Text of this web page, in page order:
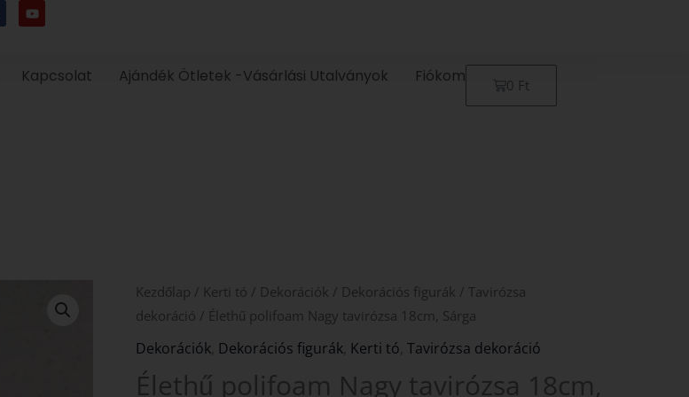
Y
o
u
b
e
Kapcsolat Ajándék Ötletek -Vásárlási Utalványok Fiókom 0 Ft
Kosár
Kezdőlap / Kerti tó / Dekorációk / Dekorációs figurák /Tavirózsa
dekoráció / Élethű polifoam Nagy tavirózsa 18cm, Sárga
Dekorációk Dekorációs figurák Kerti tó ,Tavirózsa dekoráció
Élethű polifoam Nagy tavirózsa 18cm,
Élethű
polifoam
Nagy
18cm,